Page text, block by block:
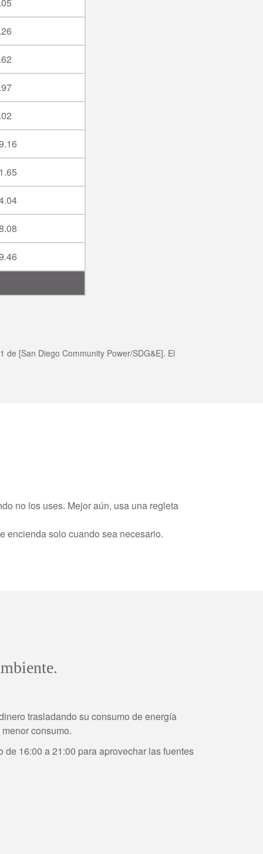
[San Diego Community Power/SDG&E]. El
no los uses. Mejor aún, usa una regleta
encienda solo cuando sea necesario.
trasladando su consumo de energía
consumo.
16:00 a 21:00 para aprovechar las fuentes